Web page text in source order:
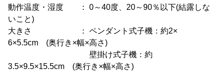
動作温度・湿度 ： 0～40度、20～90％以下(結露しな
いこと)
大きさ ： ペンダント式子機：約2×
6×5.5cm (奥行き×幅×高さ)
壁掛け式子機：約
3.5×9.5×15.5cm (奥行き×幅×高さ)